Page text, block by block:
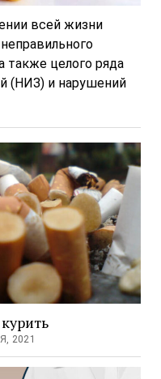
всей жизни
также целого ряда
(НИЗ) и нарушений
2021